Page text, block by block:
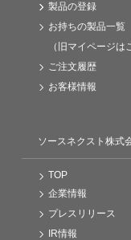
製品の登録
お持ちの製品一覧
（旧マイページは
ご注文履歴
お客様情報
ソースネクスト株式
TOP
企業情報
プレスリリース
IR情報